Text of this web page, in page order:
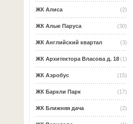
(2)
ЖК Алиса
(30)
ЖК Алые Паруса
(3)
ЖК Английский квартал
(1)
ЖК Архитектора Власова д. 18
(15)
ЖК Аэробус
(17)
ЖК Баркли Парк
(2)
ЖК Ближняя дача